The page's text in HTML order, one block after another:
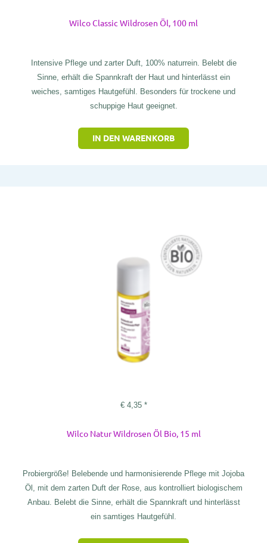
Wilco Classic Wildrosen Öl, 100 ml
Intensive Pflege und zarter Duft, 100% naturrein. Belebt die
Sinne, erhält die Spannkraft der Haut und hinterlässt ein
weiches, samtiges Hautgefühl. Besonders für trockene und
schuppige Haut geeignet.
IN DEN WARENKORB
€4,35 *
Wilco Natur Wildrosen Öl Bio, 15 ml
Probiergröße! Belebende und harmonisierende Pflege mit Jojoba
Öl, mit dem zarten Duft der Rose, aus kontrolliert biologischem
Anbau. Belebt die Sinne, erhält die Spannkraft und hinterlässt
ein samtiges Hautgefühl.